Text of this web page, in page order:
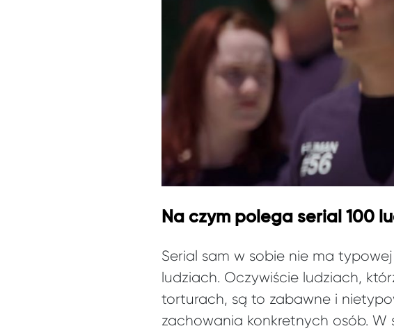
Na czym polega serial 100
Serial sam w sobie nie ma
ludziach. Oczywiście ludziach,
torturach, są to zabawne i
zachowania konkretnych osób. W